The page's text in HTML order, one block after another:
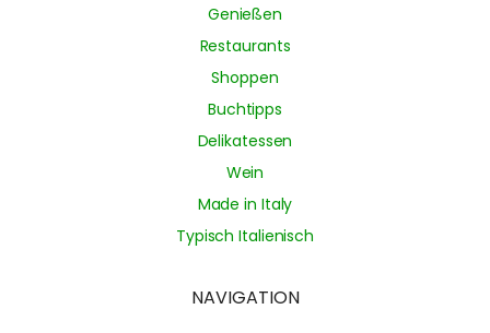
Genießen
Restaurants
Shoppen
Buchtipps
Delikatessen
Wein
Made in Italy
Typisch Italienisch
NAVIGATION